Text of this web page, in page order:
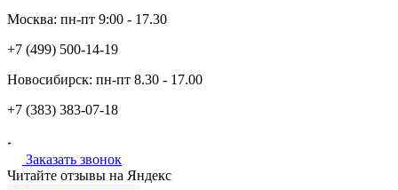
Москва: пн-пт 9:00 - 17.30
+7 (499) 500-14-19
Новосибирск: пн-пт 8.30 - 17.00
+7 (383) 383-07-18
Заказать звонок
Читайте отзывы на Яндекс